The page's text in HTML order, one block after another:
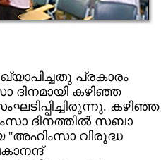
പ്രകാരം
ദിനമായി കഴിഞ്ഞ
കഴിഞ്ഞ
ദിനത്തില്‍ സബാ
വിരുദ്ധ